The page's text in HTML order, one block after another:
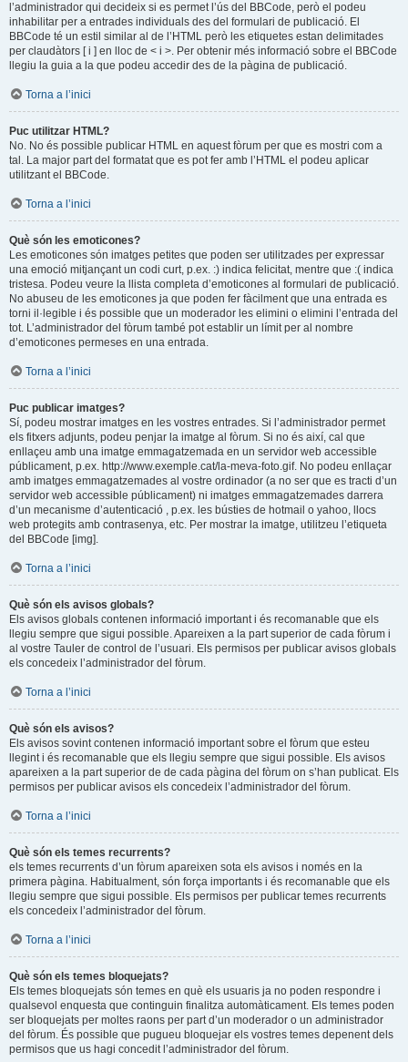
l’administrador qui decideix si es permet l’ús del BBCode, però el podeu
inhabilitar per a entrades individuals des del formulari de publicació. El
BBCode té un estil similar al de l’HTML però les etiquetes estan delimitades
per claudàtors [ i ] en lloc de < i >. Per obtenir més informació sobre el BBCode
llegiu la guia a la que podeu accedir des de la pàgina de publicació.
Torna a l’inici
Puc utilitzar HTML?
No. No és possible publicar HTML en aquest fòrum per que es mostri com a
tal. La major part del formatat que es pot fer amb l’HTML el podeu aplicar
utilitzant el BBCode.
Torna a l’inici
Què són les emoticones?
Les emoticones són imatges petites que poden ser utilitzades per expressar
una emoció mitjançant un codi curt, p.ex. :) indica felicitat, mentre que :( indica
tristesa. Podeu veure la llista completa d’emoticones al formulari de publicació.
No abuseu de les emoticones ja que poden fer fàcilment que una entrada es
torni il·legible i és possible que un moderador les elimini o elimini l’entrada del
tot. L’administrador del fòrum també pot establir un límit per al nombre
d’emoticones permeses en una entrada.
Torna a l’inici
Puc publicar imatges?
Sí, podeu mostrar imatges en les vostres entrades. Si l’administrador permet
els fitxers adjunts, podeu penjar la imatge al fòrum. Si no és així, cal que
enllaçeu amb una imatge emmagatzemada en un servidor web accessible
públicament, p.ex. http://www.exemple.cat/la-meva-foto.gif. No podeu enllaçar
amb imatges emmagatzemades al vostre ordinador (a no ser que es tracti d’un
servidor web accessible públicament) ni imatges emmagatzemades darrera
d’un mecanisme d’autenticació , p.ex. les bústies de hotmail o yahoo, llocs
web protegits amb contrasenya, etc. Per mostrar la imatge, utilitzeu l’etiqueta
del BBCode [img].
Torna a l’inici
Què són els avisos globals?
Els avisos globals contenen informació important i és recomanable que els
llegiu sempre que sigui possible. Apareixen a la part superior de cada fòrum i
al vostre Tauler de control de l’usuari. Els permisos per publicar avisos globals
els concedeix l’administrador del fòrum.
Torna a l’inici
Què són els avisos?
Els avisos sovint contenen informació important sobre el fòrum que esteu
llegint i és recomanable que els llegiu sempre que sigui possible. Els avisos
apareixen a la part superior de de cada pàgina del fòrum on s’han publicat. Els
permisos per publicar avisos els concedeix l’administrador del fòrum.
Torna a l’inici
Què són els temes recurrents?
els temes recurrents d’un fòrum apareixen sota els avisos i només en la
primera pàgina. Habitualment, són força importants i és recomanable que els
llegiu sempre que sigui possible. Els permisos per publicar temes recurrents
els concedeix l’administrador del fòrum.
Torna a l’inici
Què són els temes bloquejats?
Els temes bloquejats són temes en què els usuaris ja no poden respondre i
qualsevol enquesta que continguin finalitza automàticament. Els temes poden
ser bloquejats per moltes raons per part d’un moderador o un administrador
del fòrum. És possible que pugueu bloquejar els vostres temes depenent dels
permisos que us hagi concedit l’administrador del fòrum.